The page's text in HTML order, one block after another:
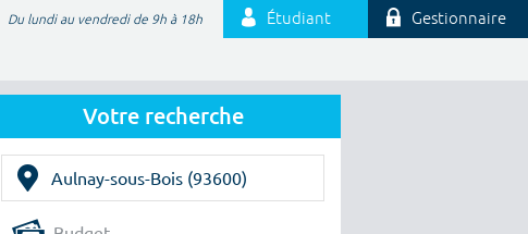
Du lundi au vendredi de 9h à 18h Étudiant Gestionnaire
Votre recherche